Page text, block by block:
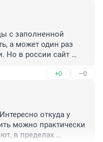
с заполненной
а может один раз
Но в россии сайт
+0 –0
откуда у
можно практически
в пределах